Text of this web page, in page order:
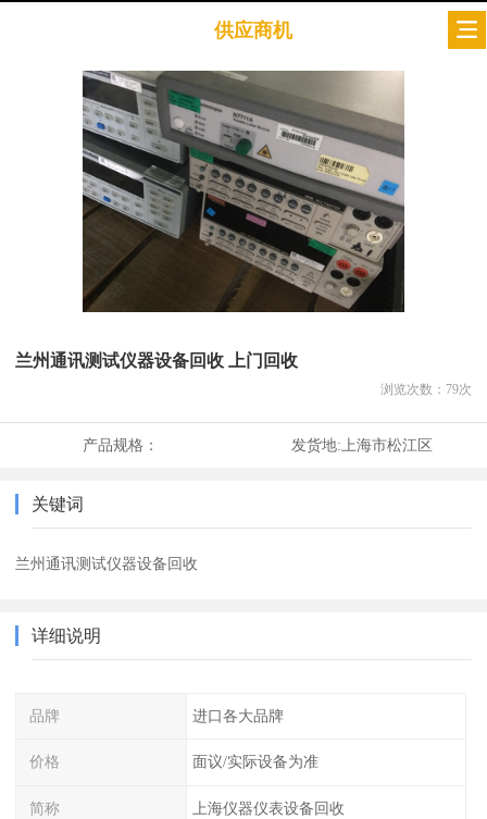
供应商机
兰州通讯测试仪器设备回收 上门回收
浏览次数： 79次
产品规格： 发货地:上海市松江区
关键词
兰州通讯测试仪器设备回收
详细说明
品牌 进口各大品牌
价格 面议/实际设备为准
简称 上海仪器仪表设备回收